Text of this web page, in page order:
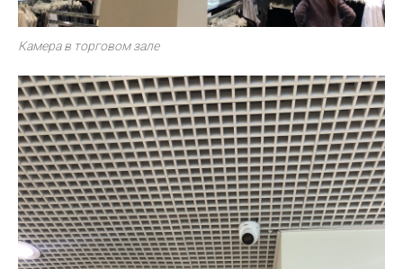
Камера в торговом зале